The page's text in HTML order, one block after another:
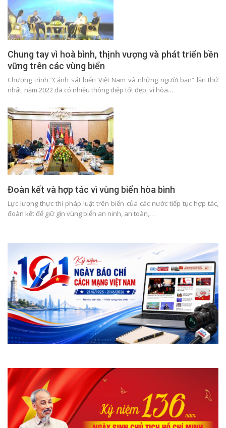
Chung tay vì hoà bình, thịnh vượng và phát triển bền
vững trên các vùng biển
Chương trình “Cảnh sát biển Việt Nam và những người bạn” lần thứ
nhất, năm 2022 đã có nhiều thông điệp tốt đẹp, vì hòa…
Đoàn kết và hợp tác vì vùng biển hòa bình
Lực lượng thực thi pháp luật trên biển của các nước tiếp tục hợp tác,
đoàn kết để giữ gìn vùng biển an ninh, an toàn,…